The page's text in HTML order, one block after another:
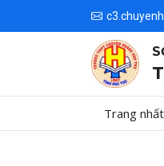
Trang nhất